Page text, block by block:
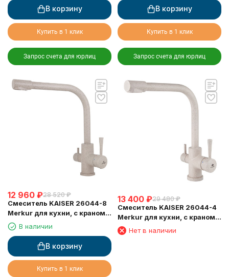
В корзину
Купить в 1 клик
Запрос счета для юрлиц
В корзину
Купить в 1 клик
Запрос счета для юрлиц
12 960 ₽28 520 ₽
Смеситель KAISER 26044-8
Merkur для кухни, с краном
для питьевой воды,
песочный
В наличии
В корзину
Купить в 1 клик
13 400 ₽29 480 ₽
Смеситель KAISER 26044-4
Merkur для кухни, с краном
для питьевой воды,
песочный
Нет в наличии